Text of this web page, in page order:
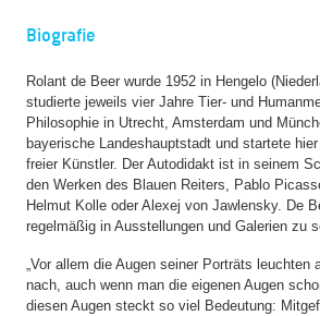
Biografie
Rolant de Beer wurde 1952 in Hengelo
studierte jeweils vier Jahre Tier- und
Philosophie in Utrecht, Amsterdam und
bayerische Landeshauptstadt und startete
freier Künstler. Der Autodidakt ist in seinem
den Werken des Blauen Reiters, Pablo
Helmut Kolle oder Alexej von Jawlensky. De
regelmäßig in Ausstellungen und Galerien zu
„Vor allem die Augen seiner Porträts leuchten
nach, auch wenn man die eigenen Augen
diesen Augen steckt so viel Bedeutung: